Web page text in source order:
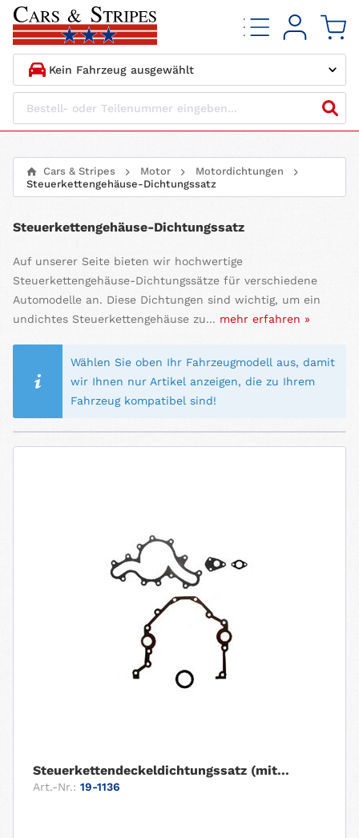
1. HERSTELLER
3. BAUJAHR
4. MOTORTYP
Cars & Stripes Motor
Motordichtungen
Steuerkettengehäuse-Dichtungssatz
Steuerkettengehäuse-Dichtungssatz
Auf unserer Seite bieten wir hochwertige
Steuerkettengehäuse-Dichtungssätze für verschiedene
Automodelle an. Diese Dichtungen sind wichtig, um ein
undichtes Steuerkettengehäuse zu... mehr erfahren »
Wählen Sie oben Ihr Fahrzeugmodell aus, damit
wir Ihnen nur Artikel anzeigen, die zu Ihrem
Fahrzeug kompatibel sind!
Steuerkettendeckeldichtungssatz (mit...
Art.-Nr.: 19-1136